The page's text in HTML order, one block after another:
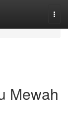
Mewah